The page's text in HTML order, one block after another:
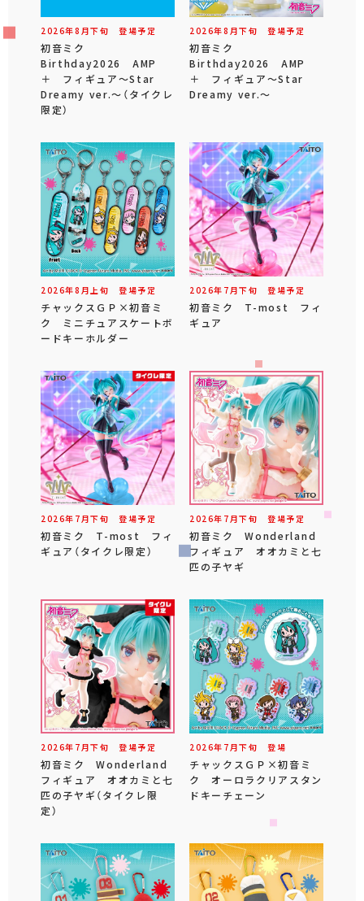
2026年8 月下旬 登場予定
初音ミク
Birthday2026 AMP
＋ フィギュア～Star
Dreamy ver.～（タイクレ
限定）
2026年8 月下旬 登場予定
初音ミク
Birthday2026 AMP
＋ フィギュア～Star
Dreamy ver.～
2026年8 月 上旬 登場予定
チャックスＧＰ×初音ミ
ク ミニチュアスケートボ
ードキーホルダー
2026年 7 月下旬 登場予定
初音ミク T-most フィ
ギュア
2026年 7 月下旬 登場予定
初音ミク T-most フィ
ギュア（タイクレ限定）
2026年 7 月下旬 登場予定
初音ミク Wonderland
フィギュア オオカミと七
匹の子ヤギ
2026年 7 月下旬 登場予定
初音ミク Wonderland
フィギュア オオカミと七
匹の子ヤギ（タイクレ限
定）
2026年 7 月下旬 登場
チャックスＧＰ×初音ミ
ク オーロラクリアスタン
ドキーチェーン